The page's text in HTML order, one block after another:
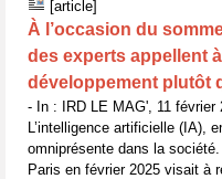
[article]
À l’occasion du
des experts appellent
développement plutôt
- In : IRD LE MAG', 11 février
L’intelligence artificielle (IA),
omniprésente dans la
Paris en février 2025 visait à